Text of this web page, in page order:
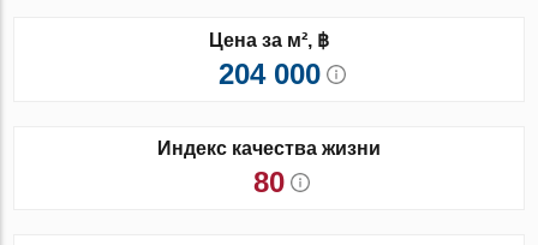
Цена за м², ฿
204 000
Индекс качества жизни
80